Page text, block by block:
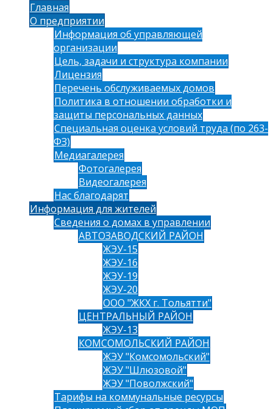
Главная
О предприятии
Информация об управляющей
организации
Цель, задачи и структура компании
Лицензия
Перечень обслуживаемых домов
Политика в отношении обработки и
защиты персональных данных
Специальная оценка условий труда (по 263-
ФЗ)
Медиагалерея
Фотогалерея
Видеогалерея
Нас благодарят
Информация для жителей
Сведения о домах в управлении
АВТОЗАВОДСКИЙ РАЙОН
ЖЭУ-15
ЖЭУ-16
ЖЭУ-19
ЖЭУ-20
ООО "ЖКХ г. Тольятти"
ЦЕНТРАЛЬНЫЙ РАЙОН
ЖЭУ-13
КОМСОМОЛЬСКИЙ РАЙОН
ЖЭУ "Комсомольский"
ЖЭУ "Шлюзовой"
ЖЭУ "Поволжский"
Тарифы на коммунальные ресурсы